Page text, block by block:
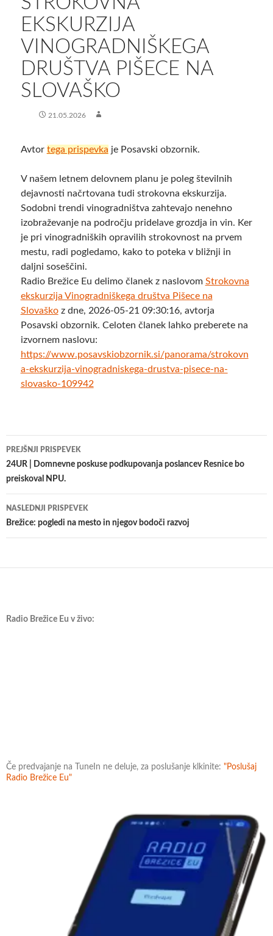
EKSKURZIJA
VINOGRADNIŠKEGA
DRUŠTVA PIŠECE NA
SLOVAŠKO
21.05.2026
Avtor tega prispevka je Posavski obzornik.
V našem letnem delovnem planu je poleg številnih
dejavnosti načrtovana tudi strokovna ekskurzija.
Sodobni trendi vinogradništva zahtevajo nenehno
izobraževanje na področju pridelave grozdja in vin. Ker
je pri vinogradniških opravilih strokovnost na prvem
mestu, radi pogledamo, kako to poteka v bližnji in
daljni soseščini.
Radio Brežice Eu delimo članek z naslovom Strokovna
ekskurzija Vinogradniškega društva Pišece na
Slovaškoz dne, 2026-05-21 09:30:16, avtorja
Posavski obzornik. Celoten članek lahko preberete na
izvornem naslovu:
https://www.posavskiobzornik.si/panorama/strokovn
a-ekskurzija-vinogradniskega-drustva-pisece-na-
slovasko-109942
Krmarjenje
po
prispevkih
PREJŠNJI PRISPEVEK
24UR | Domnevne poskuse podkupovanja poslancev Resnice bo
preiskoval NPU.
NASLEDNJI PRISPEVEK
Brežice: pogledi na mesto in njegov bodoči razvoj
Radio Brežice Eu v živo:
Če predvajanje na TuneIn ne deluje, za poslušanje klkinite: "Poslušaj
Radio Brežice Eu"